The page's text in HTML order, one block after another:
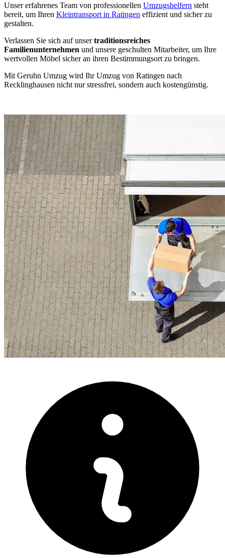
Unser erfahrenes Team von professionellen Umzugshelfern steht
bereit, um Ihren Kleintransport in Ratingen effizient und sicher zu
gestalten.
Verlassen Sie sich auf unsertraditionsreiches
Familienunternehmen und unsere geschulten Mitarbeiter, um Ihre
wertvollen Möbel sicher an ihren Bestimmungsort zu bringen.
Mit Geruhn Umzug wird Ihr Umzug von Ratingen nach
Recklinghausen nicht nur stressfrei, sondern auch kostengünstig.